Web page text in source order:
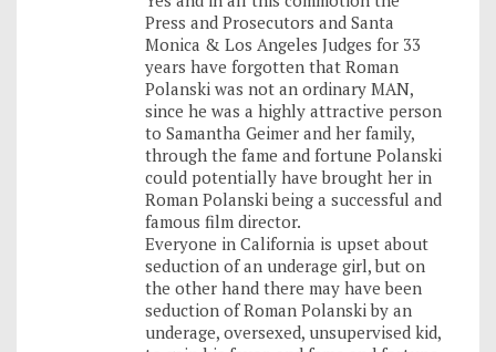
Press and Prosecutors and Santa
Monica & Los Angeles Judges for 33
years have forgotten that Roman
Polanski was not an ordinary MAN,
since he was a highly attractive person
to Samantha Geimer and her family,
through the fame and fortune Polanski
could potentially have brought her in
Roman Polanski being a successful and
famous film director.
Everyone in California is upset about
seduction of an underage girl, but on
the other hand there may have been
seduction of Roman Polanski by an
underage, oversexed, unsupervised kid,